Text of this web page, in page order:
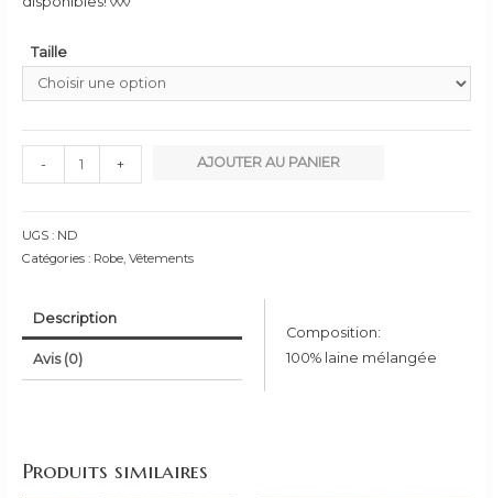
Taille
-
quantité
de
Magla
+ AJOUTER AU PANIER
UGS : ND
Catégories : Robe, Vêtements
Description
Avis (0)
Composition:
100% laine mélangée
Produits similaires